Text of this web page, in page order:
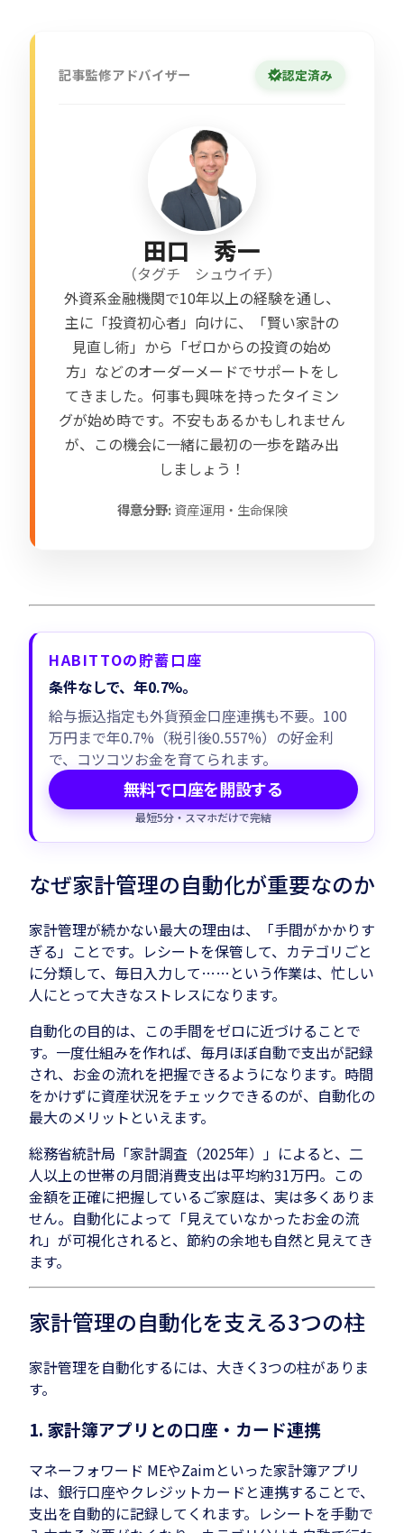
記事監修アドバイザー 認定済み
田口 秀一
（タグチ シュウイチ）
外資系金融機関で10年以上の経験を通し、
主に「投資初心者」向けに、「賢い家計の
見直し術」から「ゼロからの投資の始め
方」などのオーダーメードでサポートをし
てきました。何事も興味を持ったタイミン
グが始め時です。不安もあるかもしれません
が、この機会に一緒に最初の一歩を踏み出
しましょう！
得意分野: 資産運用・生命保険
HABITTOの貯蓄口座
条件なしで、年0.7%。
給与振込指定も外貨預金口座連携も不要。100
万円まで年0.7%（税引後0.557%）の好金利
で、コツコツお金を育てられます。
無料で口座を開設する
最短5分・スマホだけで完結
なぜ家計管理の自動化が重要なのか
家計管理が続かない最大の理由は、「手間がかかりす
ぎる」ことです。レシートを保管して、カテゴリごと
に分類して、毎日入力して……という作業は、忙しい
人にとって大きなストレスになります。
自動化の目的は、この手間をゼロに近づけることで
す。一度仕組みを作れば、毎月ほぼ自動で支出が記録
され、お金の流れを把握できるようになります。時間
をかけずに資産状況をチェックできるのが、自動化の
最大のメリットといえます。
総務省統計局「家計調査（2025年）」によると、二
人以上の世帯の月間消費支出は平均約31万円。この
金額を正確に把握しているご家庭は、実は多くありま
せん。自動化によって「見えていなかったお金の流
れ」が可視化されると、節約の余地も自然と見えてき
ます。
家計管理の自動化を支える3つの柱
家計管理を自動化するには、大きく3つの柱がありま
す。
1. 家計簿アプリとの口座・カード連携
マネーフォワード MEやZaimといった家計簿アプリ
は、銀行口座やクレジットカードと連携することで、
支出を自動的に記録してくれます。レシートを手動で